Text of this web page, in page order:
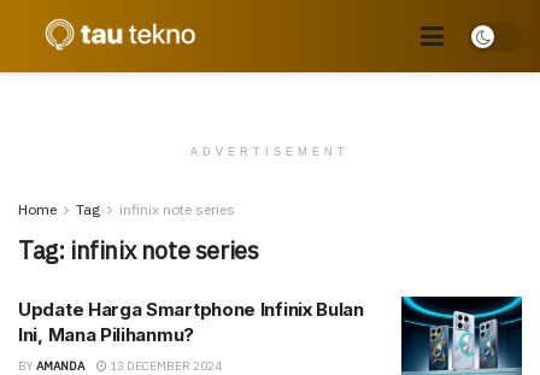
ADVERTISEMENT
Home Tag infinix note series
Tag: infinix note series
Update Harga Smartphone Infinix Bulan
Ini, Mana Pilihanmu?
BY AMANDA 13 DECEMBER 2024